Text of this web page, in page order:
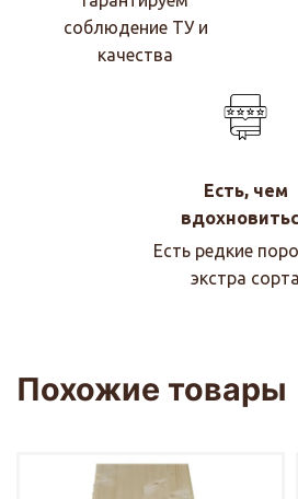
соблюдение ТУ и
качества
Есть, чем
Есть редкие
экстра сорта
Похожие товары